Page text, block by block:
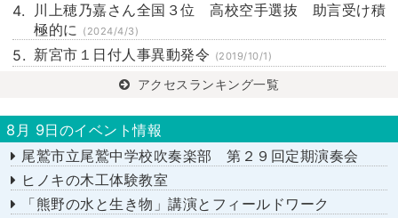
川上穂乃嘉さん全国３位 高校空手選抜 助言受け積
極的に (2024/4/3)
新宮市１日付人事異動発令 (2019/10/1)
アクセスランキング一覧
8月 9日のイベント情報
尾鷲市立尾鷲中学校吹奏楽部 第２９回定期演奏会
ヒノキの木工体験教室
「熊野の水と生き物」講演とフィールドワーク